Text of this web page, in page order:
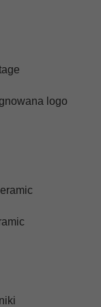
logo